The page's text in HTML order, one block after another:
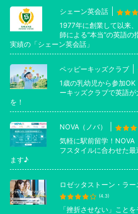
シェーン英会話
1977年に創業して以来
師による”本当”の英語の
実績の「シェーン英会話」
ペッピーキッズクラブ
1歳の乳幼児から参加
ーキッズクラブで英語
を！
NOVA（ノバ）
気軽に駅前留学！NOVA
フスタイルに合わせた
ます♪
ロゼッタストーン・ラ
(4.3)
「挫折させない」こと